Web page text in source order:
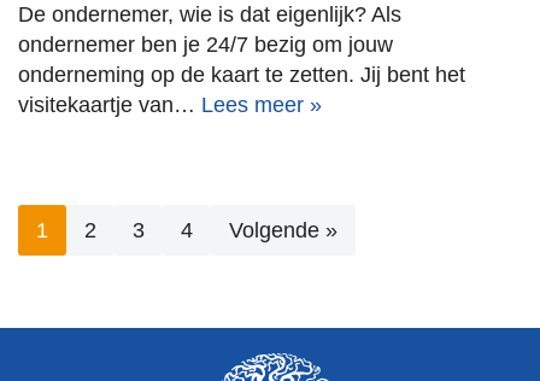
De ondernemer, wie is dat eigenlijk? Als
ondernemer ben je 24/7 bezig om jouw
onderneming op de kaart te zetten. Jij bent het
visitekaartje van… Lees meer »
1 2 3 4 Volgende »